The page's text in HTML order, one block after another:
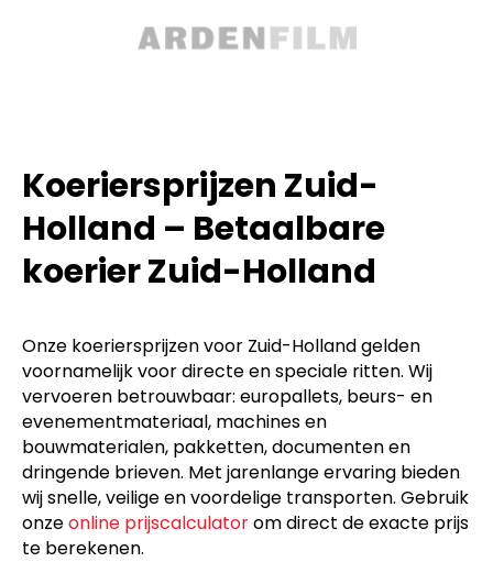
Koeriersprijzen Zuid-
Holland – Betaalbare
koerier Zuid-Holland
Onze koeriersprijzen voor Zuid-Holland gelden
voornamelijk voor directe en speciale ritten. Wij
vervoeren betrouwbaar: europallets, beurs- en
evenementmateriaal, machines en
bouwmaterialen, pakketten, documenten en
dringende brieven. Met jarenlange ervaring bieden
wij snelle, veilige en voordelige transporten. Gebruik
onzeonline prijscalculatorom direct de exacte prijs
te berekenen.